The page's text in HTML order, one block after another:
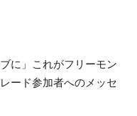
に」これがフリーモン
ード参加者へのメッセ